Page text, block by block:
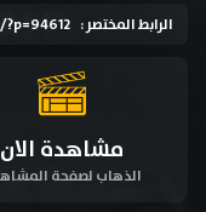
الرابط المختصر :
مشاهدة الان
الذهاب لصفحة